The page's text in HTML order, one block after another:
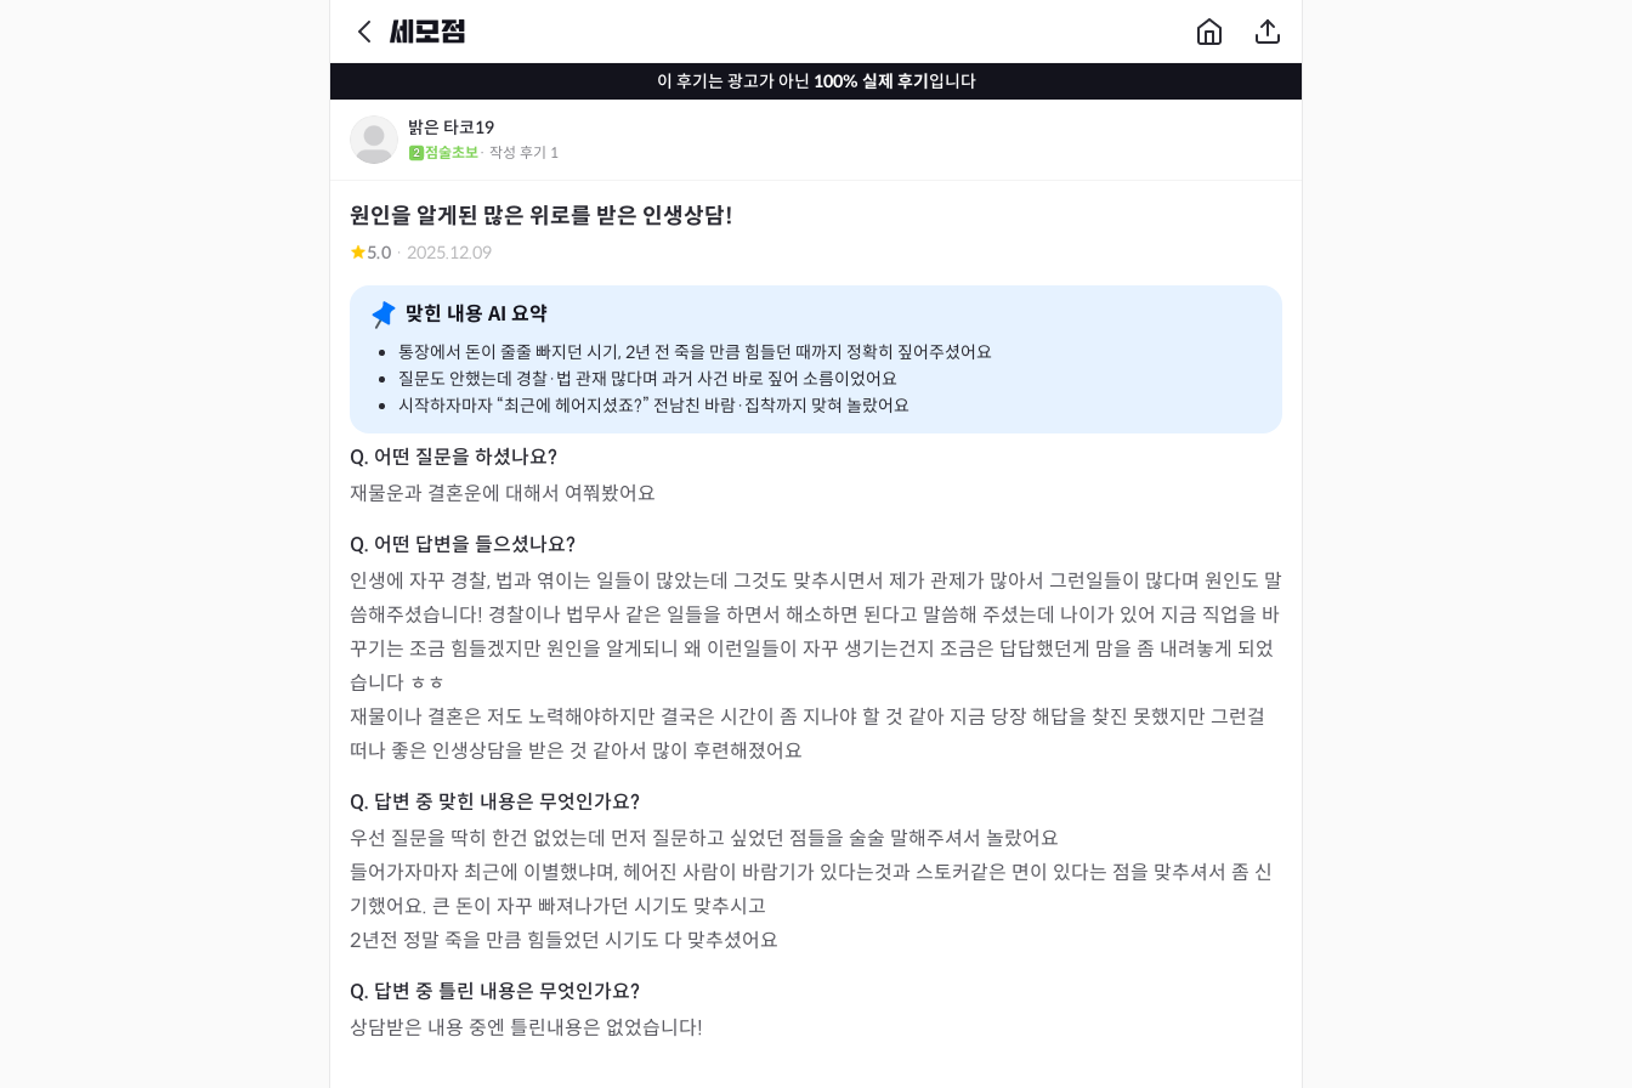
이 후기는 광고가 아닌 100% 실제 후기입니다
밝은 타코19
점술초보· 작성 후기 1
원인을 알게된 많은 위로를 받은 인생상담!
5.0 · 2025.12.09
맞힌 내용 AI 요약
통장에서 돈이 줄줄 빠지던 시기, 2년 전 죽을 만큼 힘들던 때까지 정확히 짚어주셨어요
질문도 안했는데 경찰·법 관재 많다며 과거 사건 바로 짚어 소름이었어요
시작하자마자 “최근에 헤어지셨죠?” 전남친 바람·집착까지 맞혀 놀랐어요
재물운과 결혼운에 대해서 여쭤봤어요
인생에 자꾸 경찰, 법과 엮이는 일들이 많았는데 그것도 맞추시면서 제가 관제가 많아서 그런일들이 많다며 원인도 말
씀해주셨습니다! 경찰이나 법무사 같은 일들을 하면서 해소하면 된다고 말씀해 주셨는데 나이가 있어 지금 직업을 바
꾸기는 조금 힘들겠지만 원인을 알게되니 왜 이런일들이 자꾸 생기는건지 조금은 답답했던게 맘을 좀 내려놓게 되었
습니다 ㅎㅎ
재물이나 결혼은 저도 노력해야하지만 결국은 시간이 좀 지나야 할 것 같아 지금 당장 해답을 찾진 못했지만 그런걸
떠나 좋은 인생상담을 받은 것 같아서 많이 후련해졌어요
우선 질문을 딱히 한건 없었는데 먼저 질문하고 싶었던 점들을 술술 말해주셔서 놀랐어요
들어가자마자 최근에 이별했냐며, 헤어진 사람이 바람기가 있다는것과 스토커같은 면이 있다는 점을 맞추셔서 좀 신
기했어요. 큰 돈이 자꾸 빠져나가던 시기도 맞추시고
2년전 정말 죽을 만큼 힘들었던 시기도 다 맞추셨어요
상담받은 내용 중엔 틀린내용은 없었습니다!